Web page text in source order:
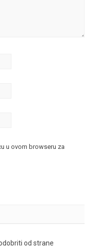
u ovom browseru za
od strane